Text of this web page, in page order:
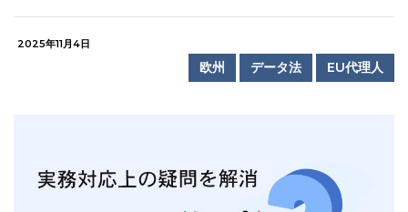
2025年11月4日
欧州 データ法 EU代理人